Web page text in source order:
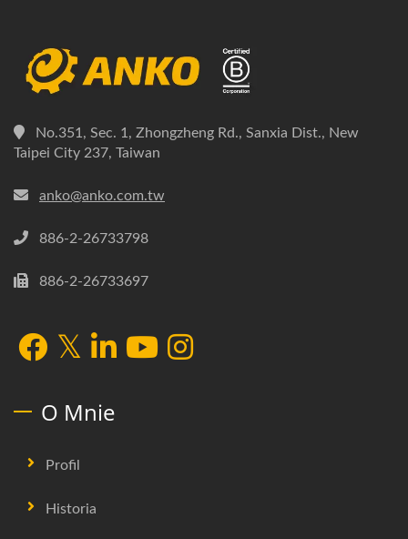
No.351, Sec. 1, Zhongzheng Rd., Sanxia Dist., New
Taipei City 237, Taiwan
anko@anko.com.tw
886-2-26733798
886-2-26733697
O Mnie
Profil
Historia